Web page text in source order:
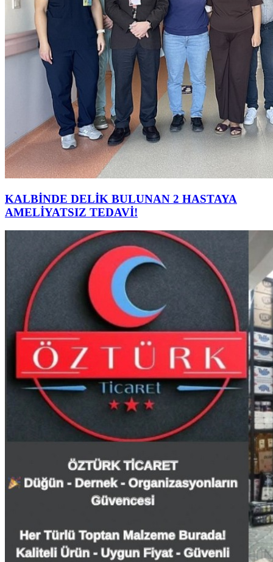
KALBİNDE DELİK BULUNAN 2 HASTAYA
AMELİYATSIZ TEDAVİ!